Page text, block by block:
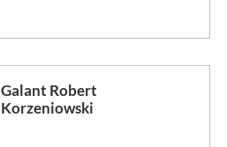
Galant Robert
Korzeniowski